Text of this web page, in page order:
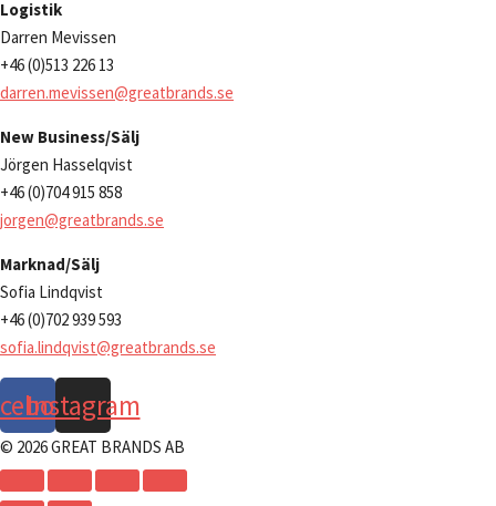
Logistik
Darren Mevissen
+46 (0)513 226 13
darren.mevissen@greatbrands.se
New Business/Sälj
Jörgen Hasselqvist
+46 (0)704 915 858
jorgen@greatbrands.se
Marknad/Sälj
Sofia Lindqvist
+46 (0)702 939 593
sofia.lindqvist@greatbrands.se
Instagram
© 2026 GREAT BRANDS AB